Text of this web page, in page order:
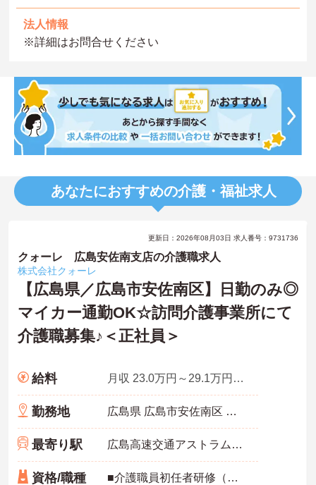
法人情報
※詳細はお問合せください
あなたにおすすめの介護・福祉求人
更新日：2026年08月03日 求人番号：9731736
クォーレ 広島安佐南支店の介護職求人
株式会社クォーレ
【広島県／広島市安佐南区】日勤のみ◎
マイカー通勤OK☆訪問介護事業所にて
介護職募集♪＜正社員＞
給料 月収 23.0万円～29.1万円程度
勤務地 広島県 広島市安佐南区 中須1-14-10 長谷川ビル 302号室
最寄り駅 広島高速交通アストラムライン「古市(広島)駅」徒歩6分
資格/職種 ■介護職員初任者研修（ヘルパー2級）以上、介護福祉士 いずれか ■実務経験：不問 ■普通自動車運転免許（AT限定可）